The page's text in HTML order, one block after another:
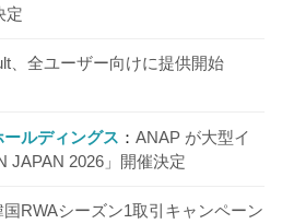
定
、全ユーザー向けに提供開始
ルディングス
ANAP が大型イ
JAPAN 2026」開催決定
RWAシーズン1取引キャンペーン